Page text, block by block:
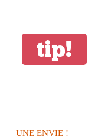
tip!
UNE ENVIE !